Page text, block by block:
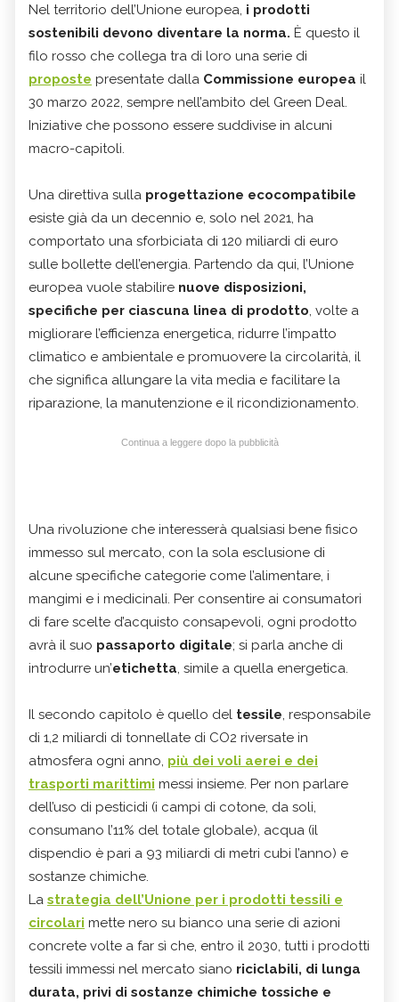
Nel territorio dell’Unione europea, i prodotti
sostenibili devono diventare la norma. È questo il
filo rosso che collega tra di loro una serie di
proposte presentate dalla Commissione europea il
30 marzo 2022, sempre nell’ambito del Green Deal.
Iniziative che possono essere suddivise in alcuni
macro-capitoli.
Una direttiva sulla progettazione ecocompatibile
esiste già da un decennio e, solo nel 2021, ha
comportato una sforbiciata di 120 miliardi di euro
sulle bollette dell’energia. Partendo da qui, l’Unione
europea vuole stabilire nuove disposizioni,
specifiche per ciascuna linea di prodotto, volte a
migliorare l’efficienza energetica, ridurre l’impatto
climatico e ambientale e promuovere la circolarità, il
che significa allungare la vita media e facilitare la
riparazione, la manutenzione e il ricondizionamento.
Continua a leggere dopo la pubblicità
Una rivoluzione che interesserà qualsiasi bene fisico
immesso sul mercato, con la sola esclusione di
alcune specifiche categorie come l’alimentare, i
mangimi e i medicinali. Per consentire ai consumatori
di fare scelte d’acquisto consapevoli, ogni prodotto
avrà il suo passaporto digitale; si parla anche di
introdurre un’etichetta, simile a quella energetica.
Il secondo capitolo è quello del tessile, responsabile
di 1,2 miliardi di tonnellate di CO2 riversate in
atmosfera ogni anno, più dei voli aerei e dei
trasporti marittimi messi insieme. Per non parlare
dell’uso di pesticidi (i campi di cotone, da soli,
consumano l’11% del totale globale), acqua (il
dispendio è pari a 93 miliardi di metri cubi l’anno) e
sostanze chimiche.
La strategia dell’Unione per i prodotti tessili e
circolari mette nero su bianco una serie di azioni
concrete volte a far sì che, entro il 2030, tutti i prodotti
tessili immessi nel mercato siano riciclabili, di lunga
durata, privi di sostanze chimiche tossiche e